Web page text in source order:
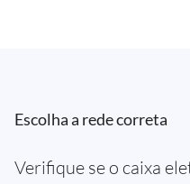
Escolha a rede correta
Verifique se o caixa